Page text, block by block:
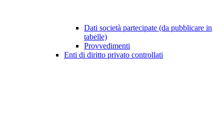
Dati società partecipate (da pubblicare in
tabelle)
Provvedimenti
Enti di diritto privato controllati